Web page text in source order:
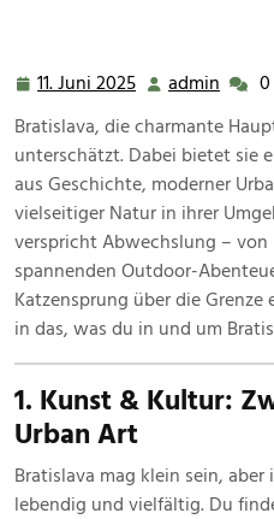
11. Juni 2025 11.
Juni
2025
admin admin
Bratislava, die charmante
unterschätzt. Dabei bietet sie
aus Geschichte, moderner
vielseitiger Natur in ihrer
verspricht Abwechslung –
spannenden Outdoor-
Katzensprung über die
in das, was du in und um
1. Kunst & Kultur:
Urban Art
Bratislava mag klein sein,
lebendig und vielfältig. Du